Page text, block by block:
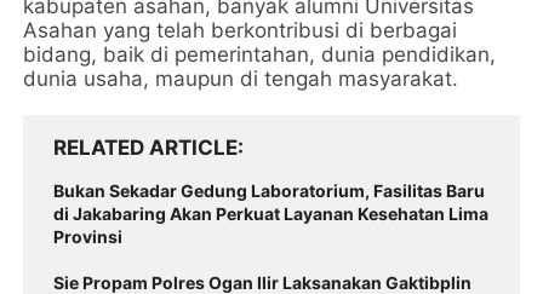
kabupaten asahan, banyak alumni Universitas
Asahan yang telah berkontribusi di berbagai
bidang, baik di pemerintahan, dunia pendidikan,
dunia usaha, maupun di tengah masyarakat.
RELATED ARTICLE
Bukan Sekadar Gedung Laboratorium, Fasilitas Baru
di Jakabaring Akan Perkuat Layanan Kesehatan Lima
Provinsi
Sie Propam Polres Ogan Ilir Laksanakan Gaktibplin